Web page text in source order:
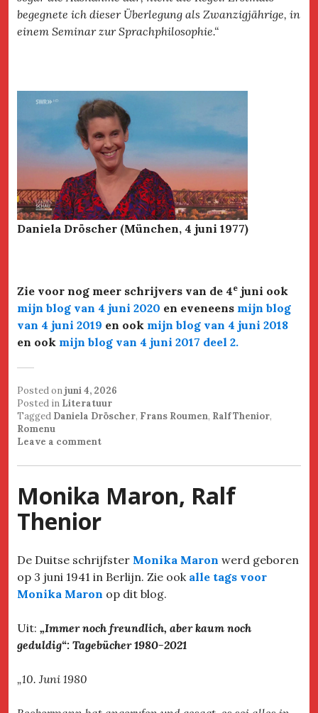
begegnete ich dieser Überlegung als Zwanzigjährige, in
einem Seminar zur Sprachphilosophie.“
Daniela Dröscher (München, 4 juni 1977)
Zie voor nog meer schrijvers van de 4e juni ook
mijn blog van 4 juni 2020 en eveneens mijn blog
van 4 juni 2019 en ook mijn blog van 4 juni 2018
en ook mijn blog van 4 juni 2017 deel 2.
Posted onjuni 4, 2026
Posted in Literatuur
Tagged Daniela Dröscher, Frans Roumen, Ralf Thenior,
Romenu
Leave a comment
Monika Maron, Ralf
Thenior
De Duitse schrijfster Monika Maron werd geboren
op 3 juni 1941 in Berlijn. Zie ook alle tags voor
Monika Maron op dit blog.
Uit: „Immer noch freundlich, aber kaum noch
geduldig“: Tagebücher 1980-2021
„10. Juni 1980